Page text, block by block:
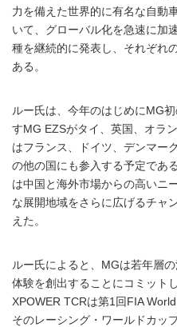
力を備えた世界的に有名な自動
いて、グローバル化を急速に加
種を継続的に発表し、それぞれ
ある。
ルー氏は、今年のはじめにMG
すMG EZSがタイ、英国、オラ
はフランス、ドイツ、デンマー
の他の国にも参入する予定であ
は中国と海外市場からの高いニ
な展開地域をさらに広げるチャ
えた。
ルー氏によると、MGは若年層
体験を創出することにコミット
XPOWER TCRは第1回FIA
そのレーシング・ワールドカッ